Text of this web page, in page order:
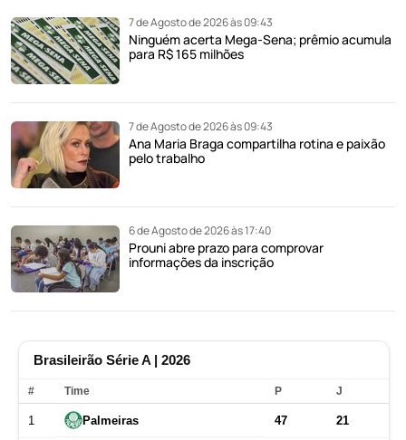
7 de Agosto de 2026 às 09:43
Ninguém acerta Mega-Sena; prêmio acumula
para R$ 165 milhões
7 de Agosto de 2026 às 09:43
Ana Maria Braga compartilha rotina e paixão
pelo trabalho
6 de Agosto de 2026 às 17:40
Prouni abre prazo para comprovar
informações da inscrição